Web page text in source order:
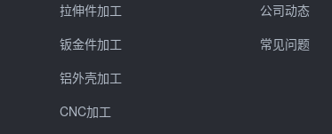
拉伸件加工
钣金件加工
铝外壳加工
CNC加工
公司动态
常见问题